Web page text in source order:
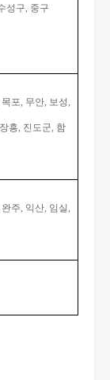
성구, 중구
목포, 무안, 보성,
장흥, 진도군, 함
완주, 익산, 임실,